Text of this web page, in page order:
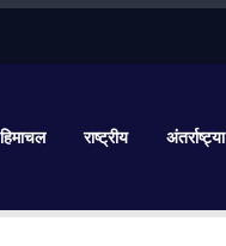
हिमाचल राष्ट्रीय अंतर्राष्ट्या